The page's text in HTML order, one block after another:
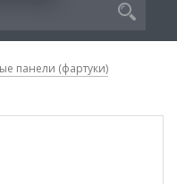
панели (фартуки)